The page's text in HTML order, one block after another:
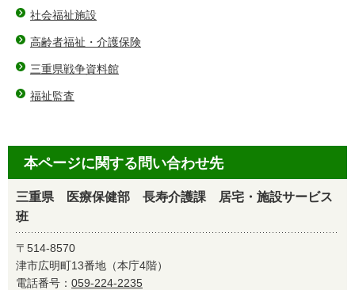
社会福祉施設
高齢者福祉・介護保険
三重県戦争資料館
福祉監査
本ページに関する問い合わせ先
三重県 医療保健部 長寿介護課 居宅・施設サービス
班
〒514-8570
津市広明町13番地（本庁4階）
電話番号： 059-224-2235